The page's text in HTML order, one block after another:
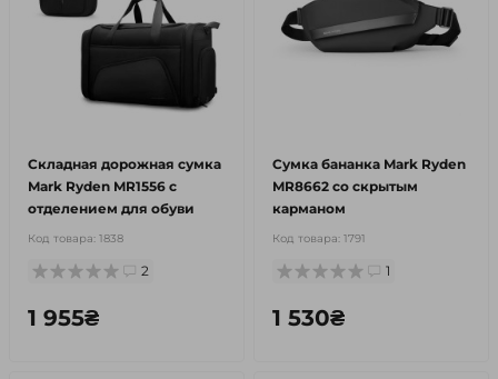
Складная дорожная сумка
Mark Ryden MR1556 с
отделением для обуви
Код товара: 1838
2
1 955₴
Сумка бананка Mark Ryden
MR8662 со скрытым
карманом
Код товара: 1791
1
1 530₴